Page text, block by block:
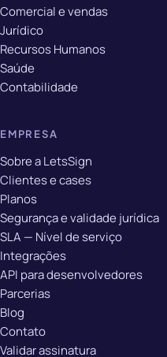
Comercial e vendas
Jurídico
Recursos Humanos
Saúde
Contabilidade
EMPRESA
Sobre a LetsSign
Clientes e cases
Planos
Segurança e validade jurídica
SLA — Nível de serviço
Integrações
API para desenvolvedores
Parcerias
Blog
Contato
Validar assinatura